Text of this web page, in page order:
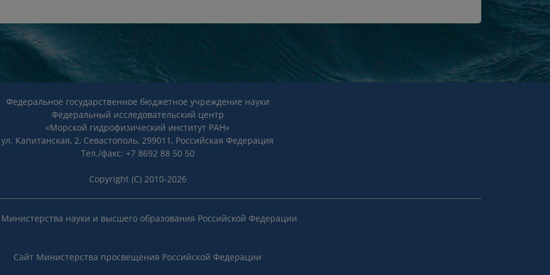
Федеральное государственное бюджетное учреждение науки
Федеральный исследовательский центр
«Морской гидрофизический институт РАН»
ул. Капитанская, 2, Севастополь, 299011, Российская Федерация
Тел./факс: +7 8692 88 50 50
Copyright (C) 2010-2026
науки и высшего образования Российской Федерации
Сайт Министерства просвещения Российской Федерации